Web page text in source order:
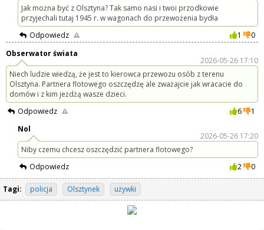
Jak można być z Olsztyna? Tak samo nasi i twoi przodkowie
przyjechali tutaj 1945 r. w wagonach do przewożenia bydła
Odpowiedz
1
0
Obserwator świata
2026-05-26 17:10
Niech ludzie wiedzą, że jest to kierowca przewozu osób z terenu
Olsztyna. Partnera flotowego oszczędzę ale zważajcie jak wracacie do
domów i z kim jeżdżą wasze dzieci.
Odpowiedz
6
1
Nol
2026-05-26 17:20
Niby czemu chcesz oszczędzić partnera flotowego?
Odpowiedz
2 0
Tagi: policja Olsztynek używki